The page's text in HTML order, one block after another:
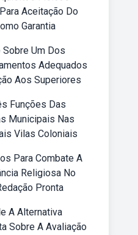
Aceitação Do
Garantia
Sobre Um Dos
Adequados
Aos Superiores
Funções Das
Municipais Nas
Vilas Coloniais
Para Combate A
Religiosa No
Pronta
A Alternativa
Sobre A Avaliação